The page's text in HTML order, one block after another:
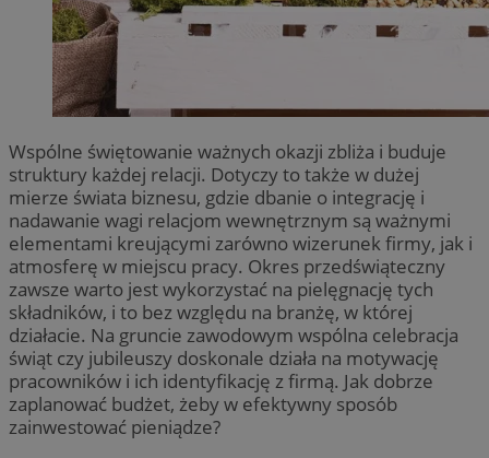
Wspólne świętowanie ważnych okazji zbliża i buduje
struktury każdej relacji. Dotyczy to także w dużej
mierze świata biznesu, gdzie dbanie o integrację i
nadawanie wagi relacjom wewnętrznym są ważnymi
elementami kreującymi zarówno wizerunek firmy, jak i
atmosferę w miejscu pracy. Okres przedświąteczny
zawsze warto jest wykorzystać na pielęgnację tych
składników, i to bez względu na branżę, w której
działacie. Na gruncie zawodowym wspólna celebracja
świąt czy jubileuszy doskonale działa na motywację
pracowników i ich identyfikację z firmą. Jak dobrze
zaplanować budżet, żeby w efektywny sposób
zainwestować pieniądze?